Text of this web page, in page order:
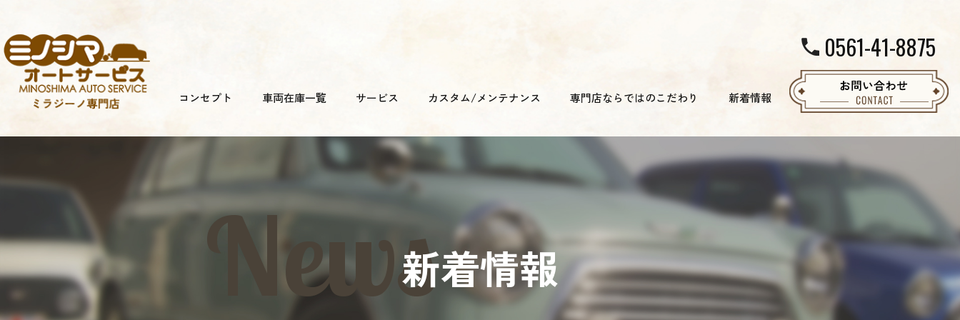
コンセプト 車両在庫一覧 サービス カスタム/メンテナンス 専門店ならではのこだわり 新着情報
0561-41-8875
新着情報